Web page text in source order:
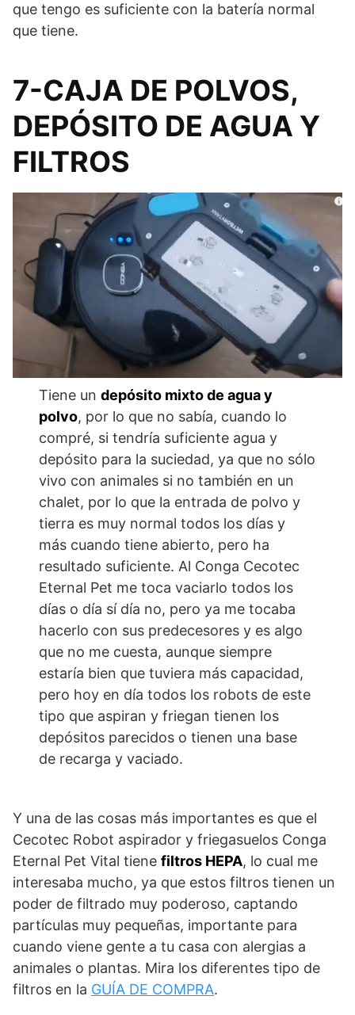
que tengo es suficiente con la batería normal
que tiene.
7-CAJA DE POLVOS,
DEPÓSITO DE AGUA Y
FILTROS
Tiene undepósito mixto de agua y
polvo, por lo que no sabía, cuando lo
compré, si tendría suficiente agua y
depósito para la suciedad, ya que no sólo
vivo con animales si no también en un
chalet, por lo que la entrada de polvo y
tierra es muy normal todos los días y
más cuando tiene abierto, pero ha
resultado suficiente. Al Conga Cecotec
Eternal Pet me toca vaciarlo todos los
días o día sí día no, pero ya me tocaba
hacerlo con sus predecesores y es algo
que no me cuesta, aunque siempre
estaría bien que tuviera más capacidad,
pero hoy en día todos los robots de este
tipo que aspiran y friegan tienen los
depósitos parecidos o tienen una base
de recarga y vaciado.
Y una de las cosas más importantes es que el
Cecotec Robot aspirador y friegasuelos Conga
Eternal Pet Vital tiene filtros HEPA, lo cual me
interesaba mucho, ya que estos filtros tienen un
poder de filtrado muy poderoso, captando
partículas muy pequeñas, importante para
cuando viene gente a tu casa con alergias a
animales o plantas. Mira los diferentes tipo de
filtros en la GUÍA DE COMPRA.